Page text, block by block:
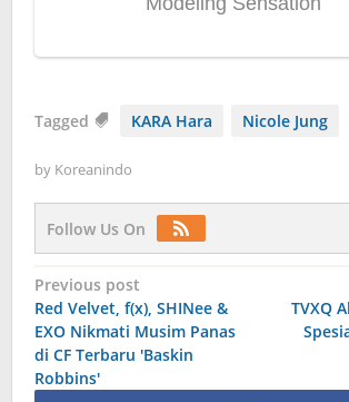
Tagged KARA Hara Nicole Jung
by Koreanindo
Follow Us On
Post
navigation
Previous post
Red Velvet, f(x), SHINee &
EXO Nikmati Musim Panas
di CF Terbaru 'Baskin
Robbins'
TVXQ